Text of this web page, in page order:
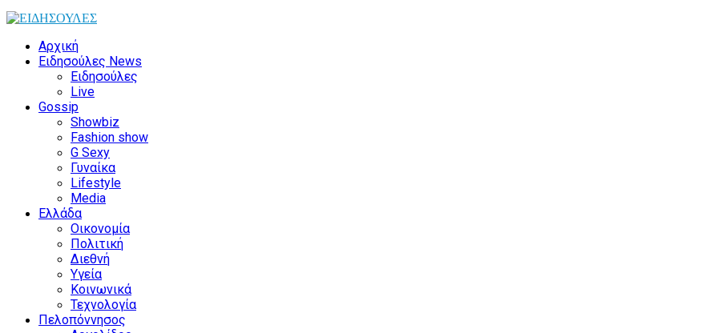
Αρχική
Ειδησούλες News
Ειδησούλες
Live
Gossip
Showbiz
Fashion show
G Sexy
Γυναίκα
Lifestyle
Media
Ελλάδα
Οικονομία
Πολιτική
Διεθνή
Υγεία
Κοινωνικά
Τεχνολογία
Πελοπόννησος